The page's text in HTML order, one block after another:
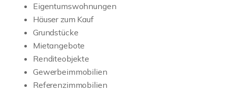
Eigentumswohnungen
Häuser zum Kauf
Grundstücke
Mietangebote
Renditeobjekte
Gewerbeimmobilien
Referenzimmobilien